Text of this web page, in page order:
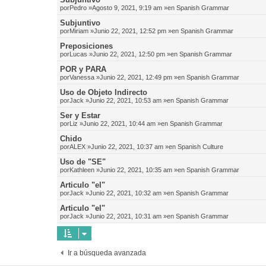
porPedro »Agosto 9, 2021, 9:19 am »en Spanish Grammar
Subjuntivo
porMiriam »Junio 22, 2021, 12:52 pm »en Spanish Grammar
Preposiciones
porLucas »Junio 22, 2021, 12:50 pm »en Spanish Grammar
POR y PARA
porVanessa »Junio 22, 2021, 12:49 pm »en Spanish Grammar
Uso de Objeto Indirecto
porJack »Junio 22, 2021, 10:53 am »en Spanish Grammar
Ser y Estar
porLiz »Junio 22, 2021, 10:44 am »en Spanish Grammar
Chido
porALEX »Junio 22, 2021, 10:37 am »en Spanish Culture
Uso de "SE"
porKathleen »Junio 22, 2021, 10:35 am »en Spanish Grammar
Articulo "el"
porJack »Junio 22, 2021, 10:32 am »en Spanish Grammar
Articulo "el"
porJack »Junio 22, 2021, 10:31 am »en Spanish Grammar
Ir a búsqueda avanzada